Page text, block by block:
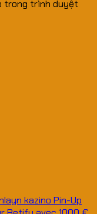
trong trình duyệt
kazino Pin-Up